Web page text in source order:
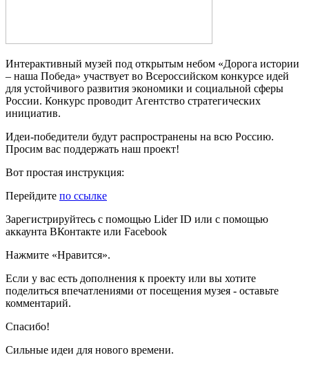
Интерактивный музей под открытым небом «Дорога истории
– наша Победа» участвует во Всероссийском конкурсе идей
для устойчивого развития экономики и социальной сферы
России. Конкурс проводит Агентство стратегических
инициатив.
Идеи-победители будут распространены на всю Россию.
Просим вас поддержать наш проект!
Вот простая инструкция:
Перейдите по ссылке
Зарегистрируйтесь с помощью Lider ID или с помощью
аккаунта ВКонтакте или Facebook
Нажмите «Нравится».
Если у вас есть дополнения к проекту или вы хотите
поделиться впечатлениями от посещения музея - оставьте
комментарий.
Спасибо!
Сильные идеи для нового времени.